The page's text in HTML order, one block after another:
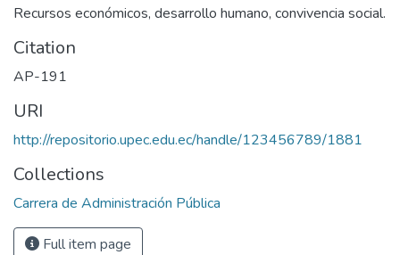
Recursos económicos, desarrollo humano, convivencia social.
Citation
AP-191
URI
http://repositorio.upec.edu.ec/handle/123456789/1881
Collections
Carrera de Administración Pública
Full item page